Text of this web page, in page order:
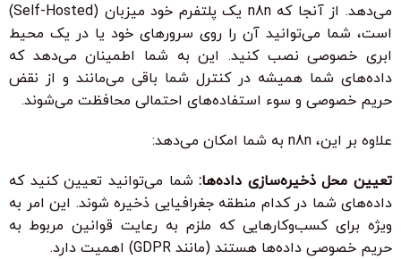
می‌دهد. از آنجا که n8n یک پلتفرم خود میزبان (Self-Hosted)
است، شما می‌توانید آن را روی سرورهای خود یا در یک محیط
ابری خصوصی نصب کنید. این به شما اطمینان می‌دهد که
داده‌های شما همیشه در کنترل شما باقی می‌مانند و از نقض
حریم خصوصی و سوء استفاده‌های احتمالی محافظت می‌شوند.
علاوه بر این، n8n به شما امکان می‌دهد:
تعیین محل ذخیره‌سازی داده‌ها:شما می‌توانید تعیین کنید که
داده‌های شما در کدام منطقه جغرافیایی ذخیره شوند. این امر به
ویژه برای کسب‌وکارهایی که ملزم به رعایت قوانین مربوط به
حریم خصوصی داده‌ها هستند (مانند GDPR) اهمیت دارد.